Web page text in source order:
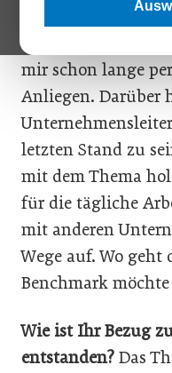
CSR, respACT.
Verpflichtung?
mir schon lange
Anliegen. Darüber
letzten Stand zu
mit dem Thema
für die tägliche
mit anderen
Wege auf. Wo geht
Benchmark
Wie ist Ihr Bezug
entstanden? Das